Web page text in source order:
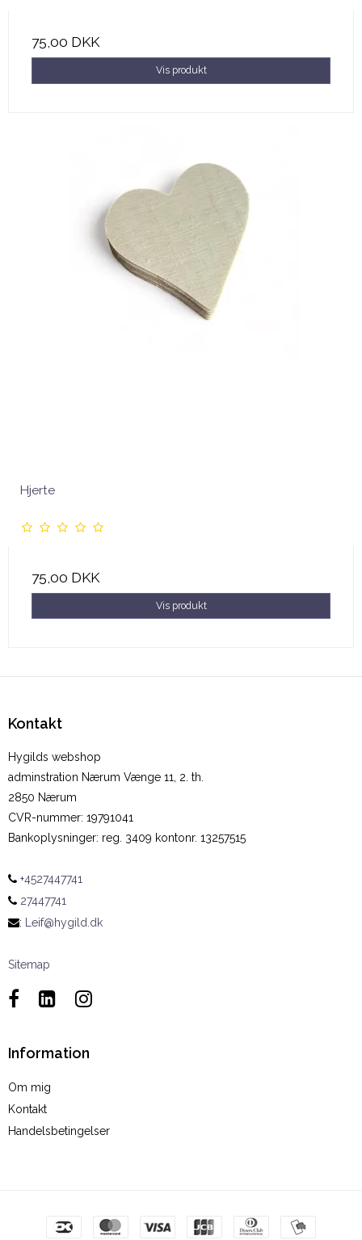
75,00 DKK
Vis produkt
Hjerte
75,00 DKK
Vis produkt
Kontakt
Hygilds webshop
adminstration Nærum Vænge 11, 2. th.
2850 Nærum
CVR-nummer: 19791041
Bankoplysninger: reg. 3409 kontonr. 13257515
+4527447741
27447741
:
Leif@hygild.dk
Sitemap
Information
Om mig
Kontakt
Handelsbetingelser